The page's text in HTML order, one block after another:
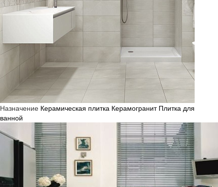
Назначение Керамическая плитка Керамогранит Плитка для
ванной